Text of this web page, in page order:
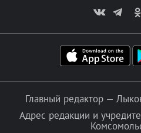
Главный редактор —
Адрес редакции и